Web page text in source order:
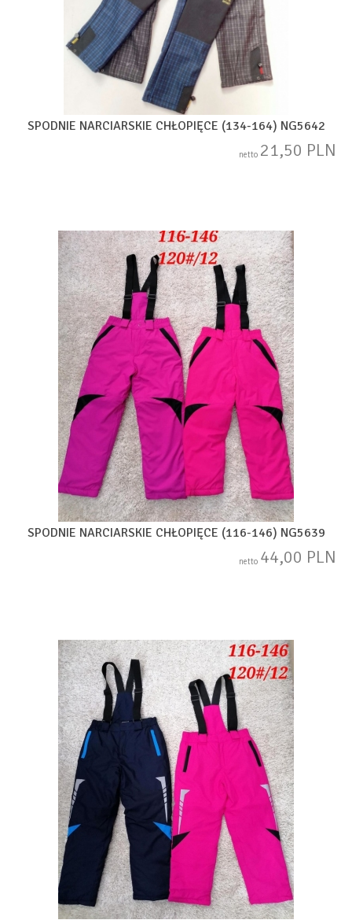
SPODNIE NARCIARSKIE CHŁOPIĘCE (134-164) NG5642
netto 21,50 PLN
SPODNIE NARCIARSKIE CHŁOPIĘCE (116-146) NG5639
netto 44,00 PLN